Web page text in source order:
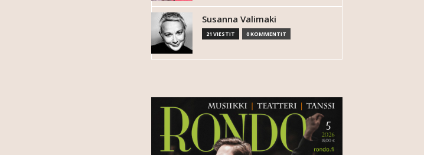
Susanna Valimaki
21 VIESTIT 0 KOMMENTIT